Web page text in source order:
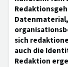
sich
auch die
Redaktion